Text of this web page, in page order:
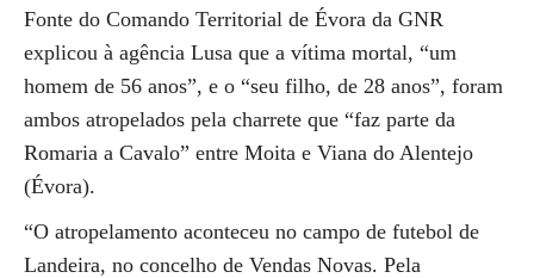
Fonte do Comando Territorial de Évora da GNR
explicou à agência Lusa que a vítima mortal, “um
homem de 56 anos”, e o “seu filho, de 28 anos”, foram
ambos atropelados pela charrete que “faz parte da
Romaria a Cavalo” entre Moita e Viana do Alentejo
(Évora).
“O atropelamento aconteceu no campo de futebol de
Landeira, no concelho de Vendas Novas. Pela